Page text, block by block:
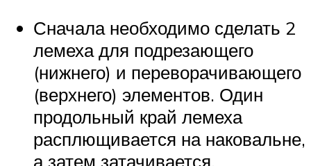
Сначала необходимо сделать 2
лемеха для подрезающего
(нижнего) и переворачивающего
(верхнего) элементов. Один
продольный край лемеха
расплющивается на наковальне,
а затем затачивается.